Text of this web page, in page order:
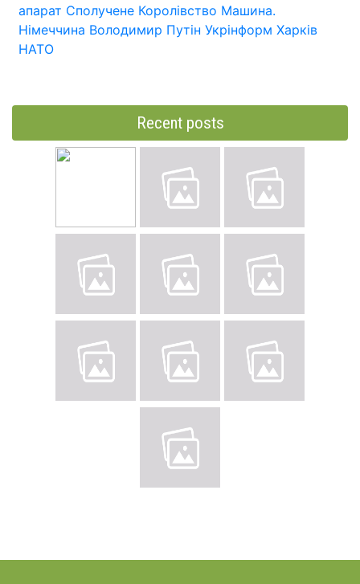
апарат Сполучене Королівство Машина.
Німеччина Володимир Путін Укрінформ Харків
НАТО
Recent posts